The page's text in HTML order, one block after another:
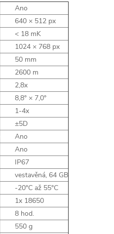
Ano
640 × 512 px
< 18 mK
1024 × 768 px
50 mm
2600 m
2,8x
8,8° × 7,0°
1-4x
±5D
Ano
Ano
IP67
vestavěná, 64 GB
-20°C až 55°C
1x 18650
8 hod.
550 g